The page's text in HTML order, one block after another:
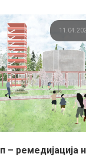
– ремедијација